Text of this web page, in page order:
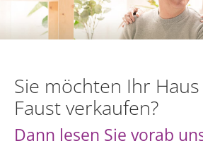
Sie möchten Ihr
Faust verkaufen?
Dann lesen Sie vorab